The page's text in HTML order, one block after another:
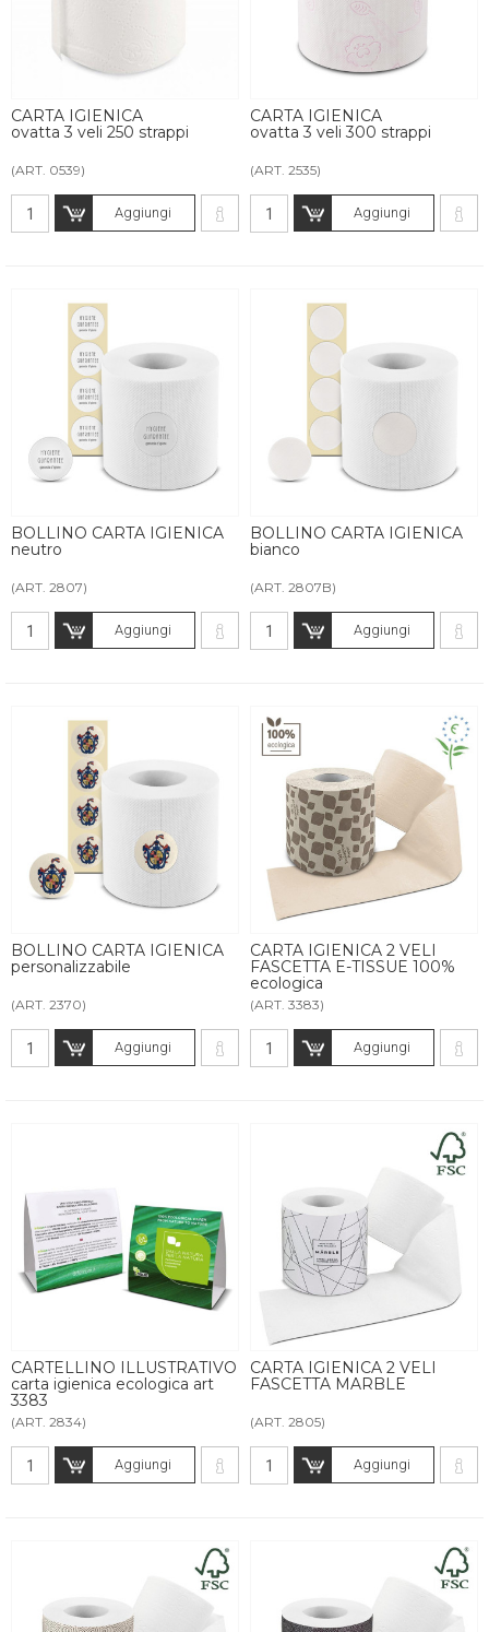
CARTA IGIENICA
ovatta 3 veli 250 strappi
(ART. 0539)
Aggiungi
CARTA IGIENICA
ovatta 3 veli 300 strappi
(ART. 2535)
Aggiungi
BOLLINO CARTA IGIENICA
neutro
(ART. 2807)
Aggiungi
BOLLINO CARTA IGIENICA
bianco
(ART. 2807B)
Aggiungi
BOLLINO CARTA IGIENICA
personalizzabile
(ART. 2370)
Aggiungi
CARTA IGIENICA 2 VELI
FASCETTA E-TISSUE 100%
ecologica
(ART. 3383)
Aggiungi
CARTELLINO ILLUSTRATIVO
carta igienica ecologica art
3383
(ART. 2834)
Aggiungi
CARTA IGIENICA 2 VELI
FASCETTA MARBLE
(ART. 2805)
Aggiungi